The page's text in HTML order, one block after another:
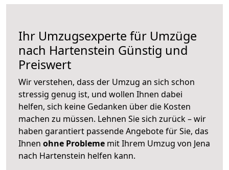
Ihr Umzugsexperte für Umzüge
nach Hartenstein Günstig und
Preiswert
Wir verstehen, dass der Umzug an sich schon
stressig genug ist, und wollen Ihnen dabei
helfen, sich keine Gedanken über die Kosten
machen zu müssen. Lehnen Sie sich zurück – wir
haben garantiert passende Angebote für Sie, das
Ihnen ohne Probleme mit Ihrem Umzug von Jena
nach Hartenstein helfen kann.